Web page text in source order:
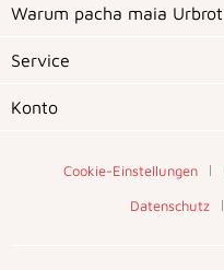
Warum pacha maia Urbrot
Service
Konto
Cookie-Einstellungen
Datenschutz